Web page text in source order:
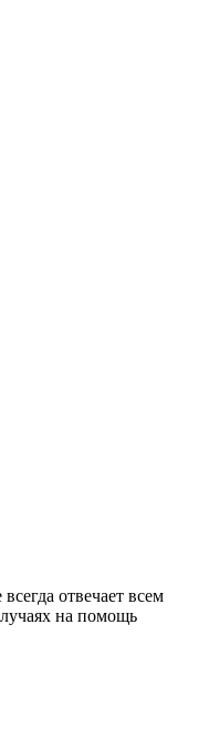
отвечает всем
на помощь